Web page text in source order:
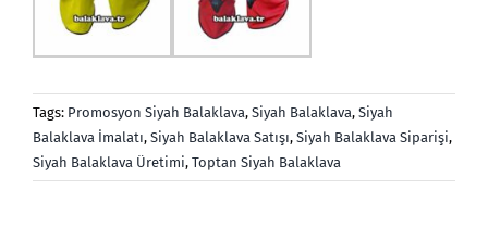
Tags: Promosyon Siyah Balaklava, Siyah Balaklava, Siyah
Balaklava İmalatı, Siyah Balaklava Satışı, Siyah Balaklava Siparişi,
Siyah Balaklava Üretimi, Toptan Siyah Balaklava